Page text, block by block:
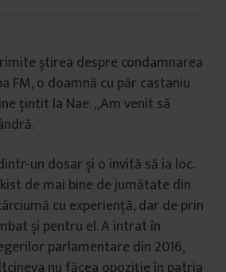
știrea despre condamnarea
FM, o doamnă cu păr castaniu
țintit la Nae. „Am venit să
un dosar și o invită să ia loc.
de mai bine de jumătate din
cu experiență, dar de prin
și pentru el. A intrat în
parlamentare din 2016,